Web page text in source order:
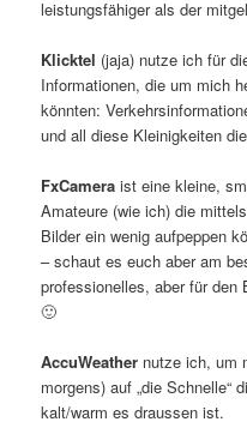
leistungsfähiger als der
Klicktel (jaja) nutze ich für
Informationen, die um mich
könnten:
und all diese Kleinigkeiten
FxCamera ist eine kleine,
Amateure (wie ich) die
Bilder ein wenig aufpeppen
– schaut es euch aber am
professionelles, aber für den
🙂
AccuWeather nutze ich, um
morgens) auf „die Schnelle“
kalt/warm es draussen ist.